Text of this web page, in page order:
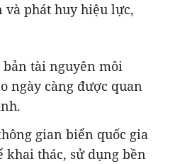
phát huy hiệu lực,
tài nguyên môi
ngày càng được quan
gian biển quốc gia
khai thác, sử dụng bền